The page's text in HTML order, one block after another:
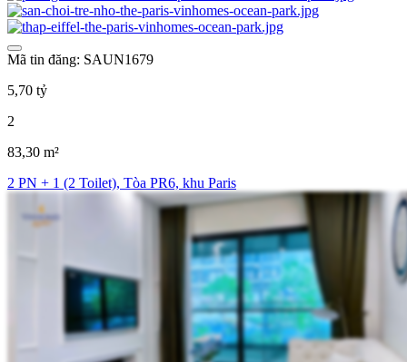
Mã tin đăng: SAUN1679
5,70 tỷ
2
83,30 m²
2 PN + 1 (2 Toilet), Tòa PR6, khu Paris